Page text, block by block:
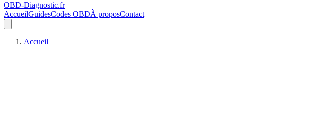
OBD-Diagnostic.fr
AccueilGuidesCodes OBDÀ proposContact
Accueil